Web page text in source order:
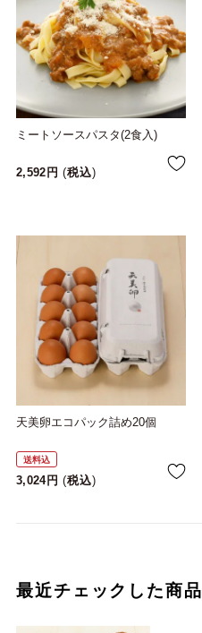
ミートソースパスタ(2食入)
2,592 税込
天美卵エコパック詰め20個
送料込
3,024 税込
最近チェックした商品